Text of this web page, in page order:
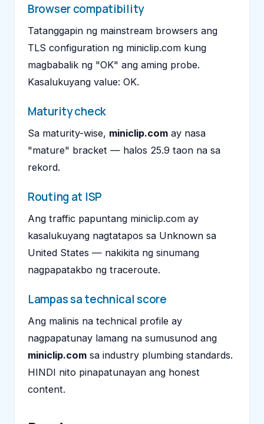
Browser compatibility
Tatanggapin ng mainstream browsers ang
TLS configuration ng miniclip.com kung
magbabalik ng "OK" ang aming probe.
Kasalukuyang value: OK.
Maturity check
Sa maturity-wise, miniclip.com ay nasa
"mature" bracket — halos 25.9 taon na sa
rekord.
Routing at ISP
Ang traffic papuntang miniclip.com ay
kasalukuyang nagtatapos sa Unknown sa
United States — nakikita ng sinumang
nagpapatakbo ng traceroute.
Lampas sa technical score
Ang malinis na technical profile ay
nagpapatunay lamang na sumusunod ang
miniclip.com sa industry plumbing standards.
HINDI nito pinapatunayan ang honest
content.